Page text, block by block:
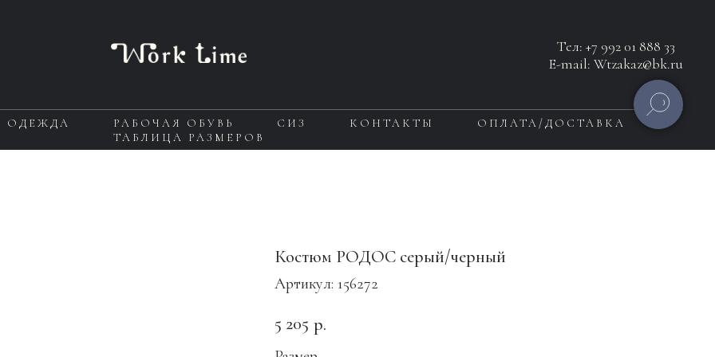
Тел: +7 992 01 888 33
E-mail: Wtzakaz@bk.ru
ОДЕЖДА РАБОЧАЯ ОБУВЬ СИЗ КОНТАКТЫ
ОПЛАТА/ДОСТАВКА
ТАБЛИЦА РАЗМЕРОВ
Костюм РОДОС серый/черный
Артикул: 156272
5 205 р.